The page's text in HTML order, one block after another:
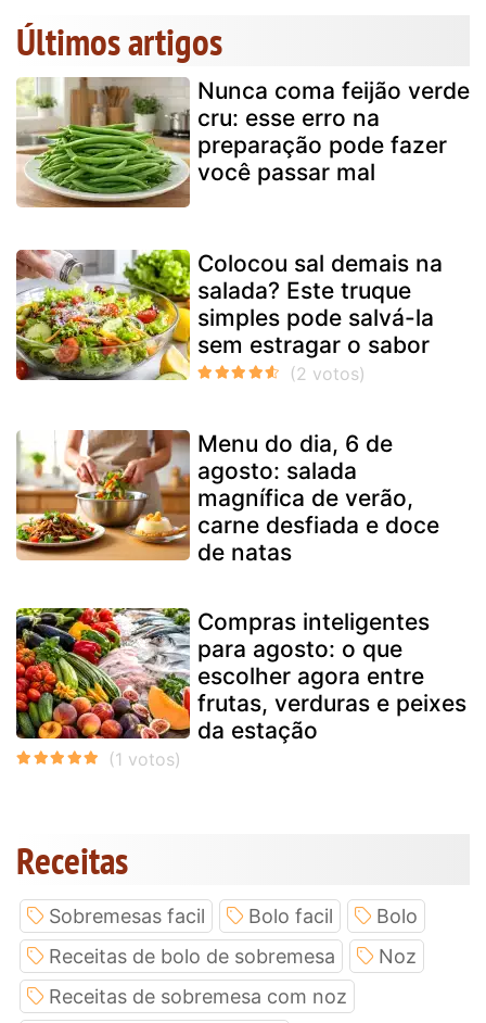
Últimos artigos
Nunca coma feijão verde
cru: esse erro na
preparação pode fazer
você passar mal
Colocou sal demais na
salada? Este truque
simples pode salvá-la
sem estragar o sabor
Menu do dia, 6 de
agosto: salada
magnífica de verão,
carne desfiada e doce
de natas
Compras inteligentes
para agosto: o que
escolher agora entre
frutas, verduras e peixes
da estação
Receitas
Sobremesas facil Bolo facil
Bolo
Receitas de bolo de sobremesa
Noz
Receitas de sobremesa com noz